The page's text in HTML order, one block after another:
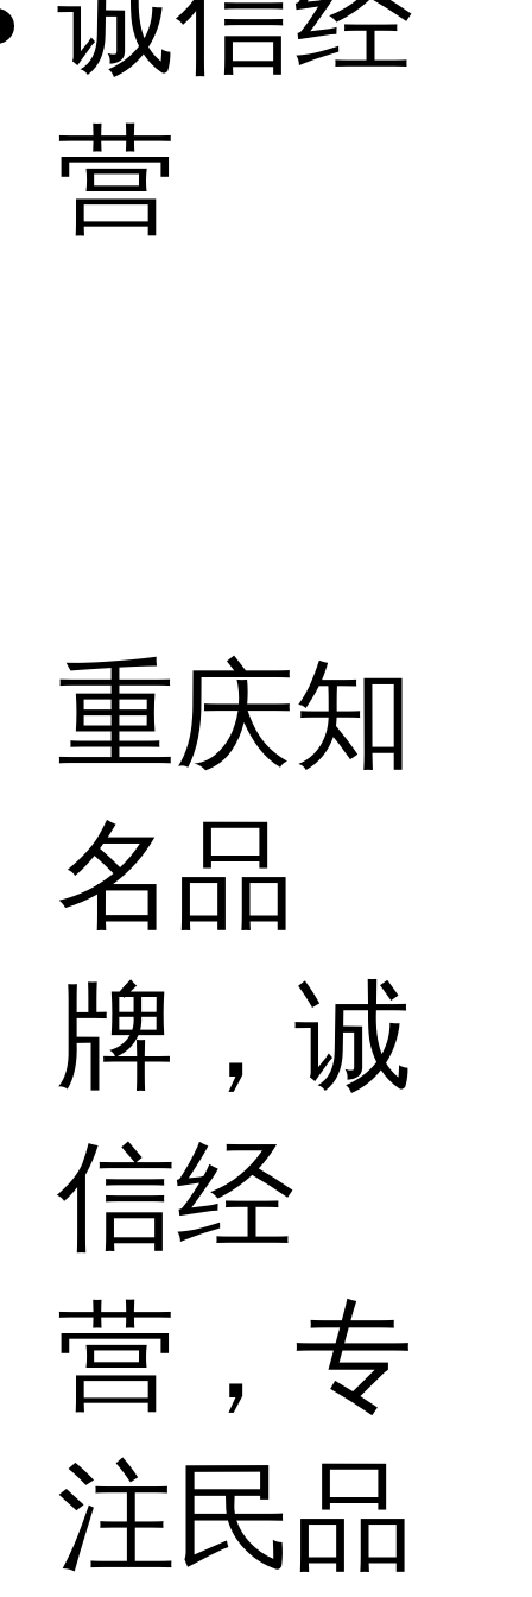
营
重庆知
名品
牌，诚
信经
营，专
注民品